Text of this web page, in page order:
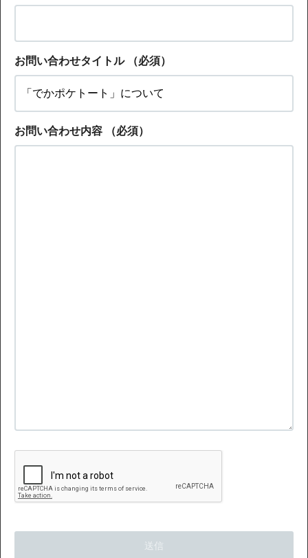
お問い合わせタイトル （必須）
お問い合わせ内容 （必須）